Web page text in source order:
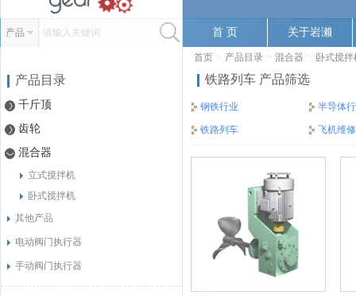
请输入关键词
产品 首 页 关于岩濑
产品目录
千斤顶
齿轮
混合器
立式搅拌机
卧式搅拌机
其他产品
电动阀门执行器
手动阀门执行器
首页 > 产品目录 > 混合器 > 卧式搅拌
铁路列车 产品筛选
钢铁行业 半导体
铁路列车 飞机维修